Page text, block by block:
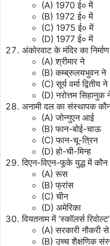
(A) 1970 ई० में
(B) 1972 ई० में
(C) 1975 ई० में
(D) 1977 ई० में
अंकोरवाट के मंदिर का
(A) श्रीमार ने
(B) कम्ब्रुलयभुवन ने
(C) सूर्य वर्मा द्वितीय ने
(D) नरोत्तम सिहानुक
अनामी दल का संस्थापक
(A) जोन्गुएन आई
(B) फान-बोई-चाऊ
(C) फान-चू-त्रिन
(D) हो-ची-मिन्ह
दिएन-विएन-फूके युद्ध में कौन
(A) रूस
(B) फ्रांस
(C) चीन
(D) अमेरिका
वियतनाम में ‘स्कॉलर्स
(A) सरकारी नौकरी
(B) उच्च शैक्षणिक